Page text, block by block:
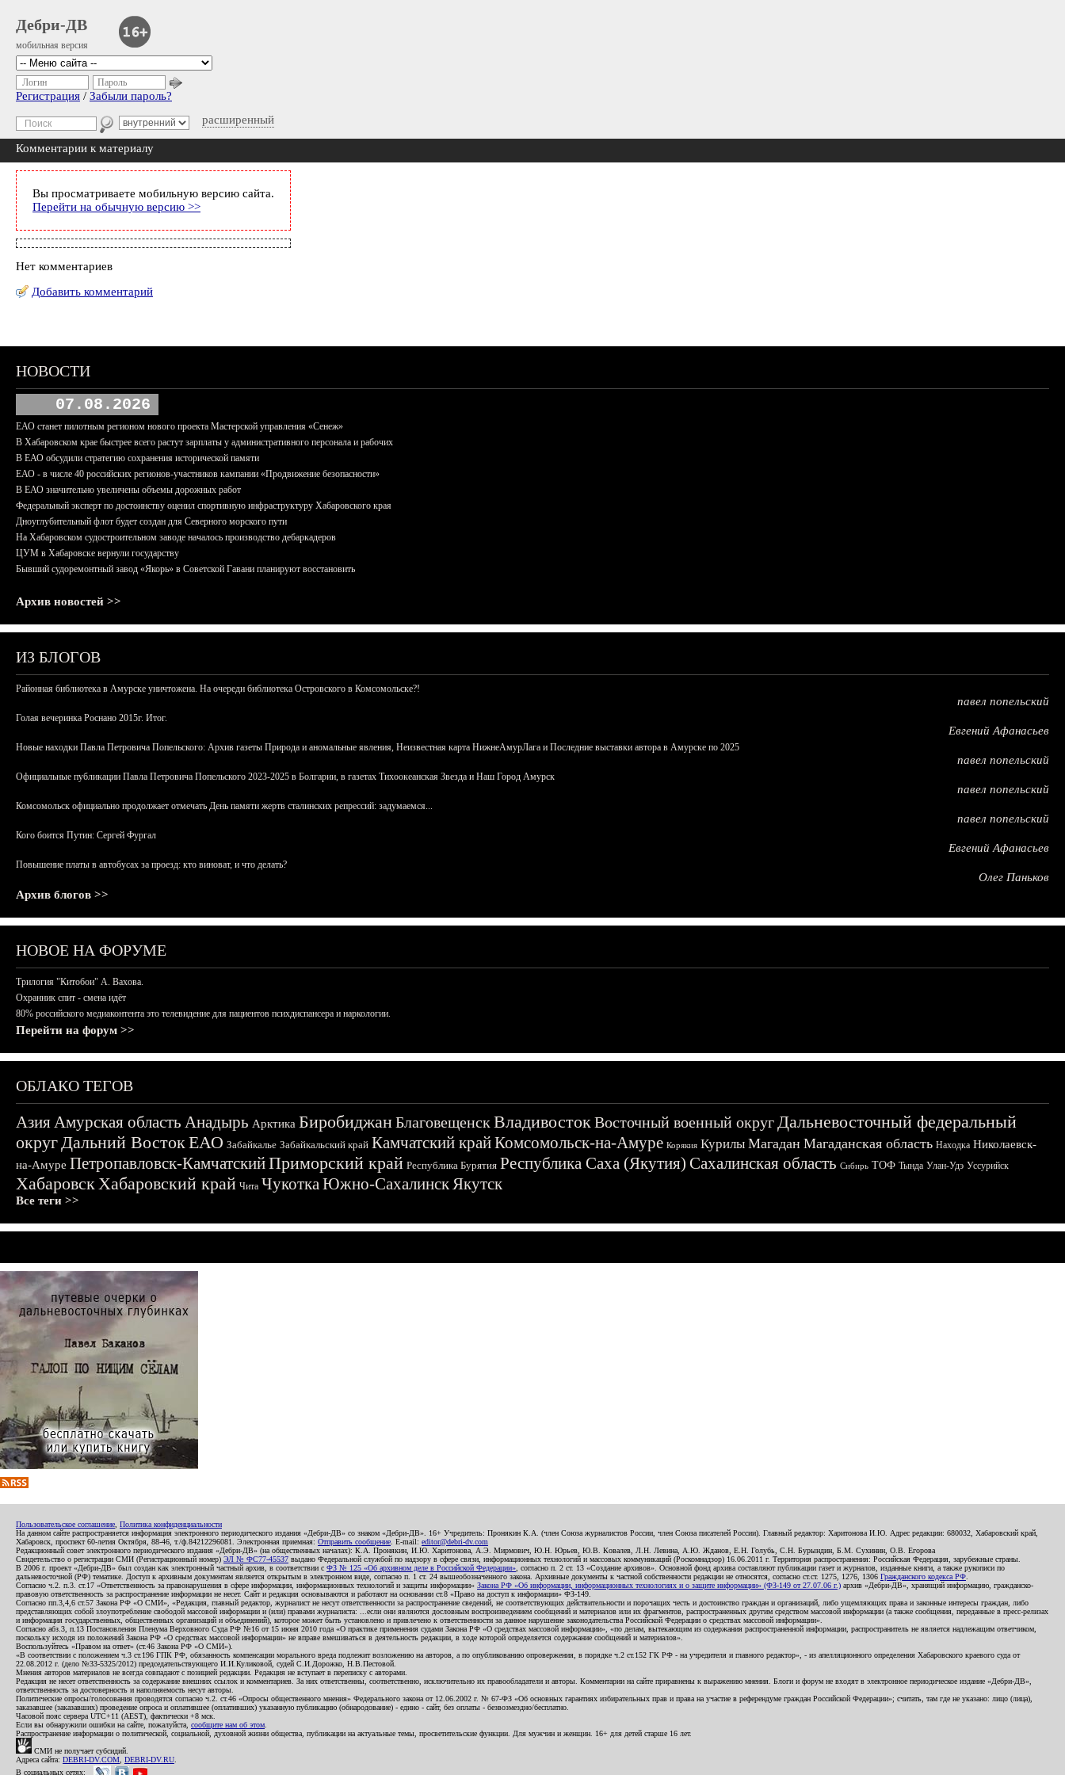
Дебри-ДВ
мобильная версия
расширенный
Логин Пароль
Регистрация / Забыли пароль?
Комментарии к материалу
Вы просматриваете мобильную версию сайта.
Перейти на обычную версию >>
Нет комментариев
Добавить комментарий
НОВОСТИ
07.08.2026
ЕАО станет пилотным регионом нового проекта Мастерской управления «Сенеж»
В Хабаровском крае быстрее всего растут зарплаты у административного персонала и рабочих
В ЕАО обсудили стратегию сохранения исторической памяти
ЕАО - в числе 40 российских регионов-участников кампании «Продвижение безопасности»
В ЕАО значительно увеличены объемы дорожных работ
Федеральный эксперт по достоинству оценил спортивную инфраструктуру Хабаровского края
Дноуглубительный флот будет создан для Северного морского пути
На Хабаровском судостроительном заводе началось производство дебаркадеров
ЦУМ в Хабаровске вернули государству
Бывший судоремонтный завод «Якорь» в Советской Гавани планируют восстановить
Архив новостей >>
ИЗ БЛОГОВ
Районная библиотека в Амурске уничтожена. На очереди библиотека Островского в Комсомольске?!
павел попельский
Голая вечеринка Роснано 2015г. Итог.
Евгений Афанасьев
Новые находки Павла Петровича Попельского: Архив газеты Природа и аномальные явления, Неизвестная карта НижнеАмурЛага и Последние выставки автора в Амурске по 2025
павел попельский
Официальные публикации Павла Петровича Попельского 2023-2025 в Болгарии, в газетах Тихоокеанская Звезда и Наш Город Амурск
павел попельский
Комсомольск официально продолжает отмечать День памяти жертв сталинских репрессий: задумаемся...
павел попельский
Кого боится Путин: Сергей Фургал
Евгений Афанасьев
Повышение платы в автобусах за проезд: кто виноват, и что делать?
Олег Паньков
Архив блогов >>
НОВОЕ НА ФОРУМЕ
Трилогия "Китобои" А. Вахова.
Охранник спит - смена идёт
80% российского медиаконтента это телевидение для пациентов психдиспансера и наркологии.
Перейти на форум >>
ОБЛАКО ТЕГОВ
АзияАмурская область Анадырь Арктика БиробиджанБлаговещенскВладивостокВосточный военный округДальневосточный федеральный
округДальний ВостокЕАО Забайкалье Забайкальский край Камчатский крайКомсомольск-на-Амуре Корякия Курилы Магадан Магаданская область Находка Николаевск-
на-Амуре Петропавловск-КамчатскийПриморский край Республика Бурятия Республика Саха (Якутия) Сахалинская область Сибирь ТОФ Тында Улан-Удэ Уссурийск
ХабаровскХабаровский край Чита ЧукоткаЮжно-СахалинскЯкутск
Все теги >>
Пользовательское соглашение Политика конфиденциальности
На данном сайте распространяется информация электронного периодического издания «Дебри-ДВ» со знаком «Дебри-ДВ». 16+ Учредитель: Пронякин К.А. (член Союза журналистов России, член Союза писателей России). Главный редактор: Харитонова И.Ю. Адрес редакции: 680032, Хабаровский край,
Хабаровск, проспект 60-летия Октября, 88-46, т./ф.84212296081. Электронная приемная: Отправить сообщение . E-mail: editor@debri-dv.com
Редакционный совет электронного периодического издания «Дебри-ДВ» (на общественных началах): К.А. Пронякин, И.Ю. Харитонова, А.Э. Мирмович, Ю.Н. Юрьев, Ю.В. Ковалев, Л.Н. Левина, А.Ю. Жданов, Е.Н. Голубь, С.Н. Бурындин, Б.М. Сухинин, О.В. Егорова
Свидетельство о регистрации СМИ (Регистрационный номер) ЭЛ № ФС77-45537 выдано Федеральной службой по надзору в сфере связи, информационных технологий и массовых коммуникаций (Роскомнадзор) 16.06.2011 г. Территория распространения: Российская Федерация, зарубежные страны.
В 2006 г. проект «Дебри-ДВ» был создан как электронный частный архив, в соответствии с ФЗ № 125 «Об архивном деле в Российской Федерации» , согласно п. 2 ст. 13 «Создание архивов». Основной фонд архива составляют публикации газет и журналов, изданные книги, а также рукописи по
дальневосточной (РФ) тематике. Доступ к архивным документам является открытым в электронном виде, согласно п. 1 ст. 24 вышеобозначенного закона. Архивные документы к частной собственности редакции не относятся, согласно ст.ст. 1275, 1276, 1306 Гражданского кодекса РФ
Согласно ч.2. п.3. ст.17 «Ответственность за правонарушения в сфере информации, информационных технологий и защиты информации» Закона РФ «Об информации, информационных технологиях и о защите информации» (ФЗ-149 от 27.07.06 г.) архив «Дебри-ДВ», хранящий информацию, гражданско-
правовую ответственность за распространение информации не несет. Сайт и редакция основываются и работают на основании ст.8 «Право на доступ к информации» ФЗ-149.
Согласно пп.3,4,6 ст.57 Закона РФ «О СМИ», «Редакция, главный редактор, журналист не несут ответственности за распространение сведений, не соответствующих действительности и порочащих честь и достоинство граждан и организаций, либо ущемляющих права и законные интересы граждан, либо
представляющих собой злоупотребление свободой массовой информации и (или) правами журналиста: ...если они являются дословным воспроизведением сообщений и материалов или их фрагментов, распространенных другим средством массовой информации (а также сообщения, переданные в пресс-релизах
и информация государственных, общественных организаций и объединений), которое может быть установлено и привлечено к ответственности за данное нарушение законодательства Российской Федерации о средствах массовой информации».
Согласно абз.3, п.13 Постановления Пленума Верховного Суда РФ №16 от 15 июня 2010 года «О практике применения судами Закона РФ «О средствах массовой информации», «по делам, вытекающим из содержания распространенной информации, распространитель не является надлежащим ответчиком,
поскольку исходя из положений Закона РФ «О средствах массовой информации» не вправе вмешиваться в деятельность редакции, в ходе которой определяется содержание сообщений и материалов».
Воспользуйтесь «Правом на ответ» (ст.46 Закона РФ «О СМИ»).
«В соответствии с положением ч.3 ст.196 ГПК РФ, обязанность компенсации морального вреда подлежит возложению на авторов, а по опубликованию опровержения, в порядке ч.2 ст.152 ГК РФ - на учредителя и главного редактор», - из апелляционного определения Хабаровского краевого суда от
22.08.2012 г. (дело №33-5325/2012) председательствующего И.И.Куликовой, судей С.И.Дорожко, Н.В.Пестовой.
Мнения авторов материалов не всегда совпадают с позицией редакции. Редакция не вступает в переписку с авторами.
Редакция не несет ответственность за содержание внешних ссылок и комментариев. За них ответственны, соответственно, исключительно их правообладатели и авторы. Комментарии на сайте приравнены к выражению мнения. Блоги и форум не входят в электронное периодическое издание «Дебри-ДВ»,
ответственность за достоверность и наполняемость несут авторы.
Политические опросы/голосования проводятся согласно ч.2. ст.46 «Опросы общественного мнения» Федерального закона от 12.06.2002 г. № 67-ФЗ «Об основных гарантиях избирательных прав и права на участие в референдуме граждан Российской Федерации»; считать, там где не указано: лицо (лица),
заказавшее (заказавших) проведение опроса и оплатившее (оплативших) указанную публикацию (обнародование) - едино - сайт, без оплаты - безвозмездно/бесплатно.
Часовой пояс сервера UTC+11 (AEST), фактически +8 мск.
Если вы обнаружили ошибки на сайте, пожалуйста, сообщите нам об этом
Распространение информации о политической, социальной, духовной жизни общества, публикации на актуальные темы, просветительские функции. Для мужчин и женщин. 16+ для детей старше 16 лет.
СМИ не получает субсидий.
Адреса сайта: DEBRI-DV.COM DEBRI-DV.RU
В социальных сетях: